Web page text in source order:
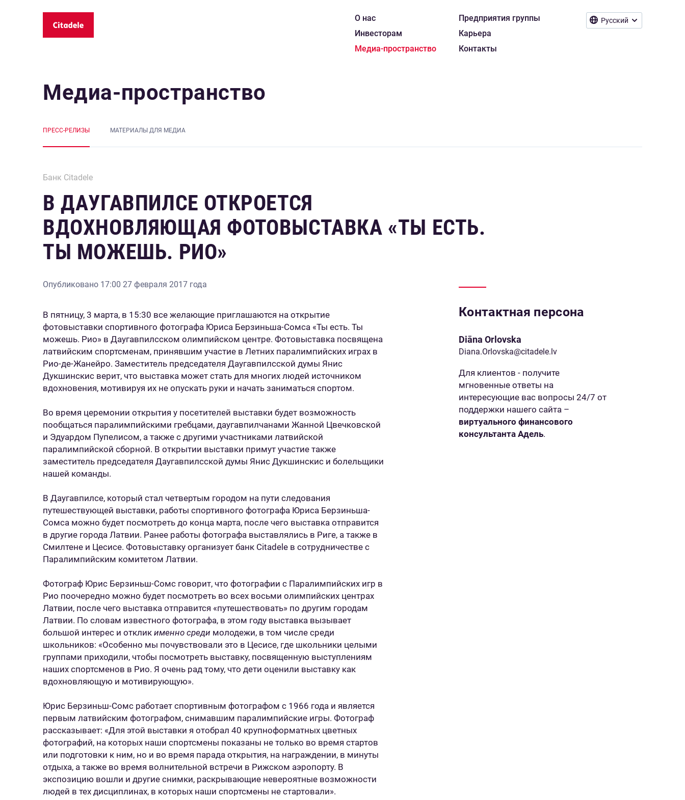
Русский
О нас
Инвесторам
Медиа-пространство
Предприятия группы
Карьера
Контакты
Медиа-пространство
ПРЕСС-РЕЛИЗЫ MАТЕРИАЛЫ ДЛЯ МЕДИА
Банк Citadele
В ДАУГАВПИЛСЕ ОТКРОЕТСЯ
ВДОХНОВЛЯЮЩАЯ ФОТОВЫСТАВКА «ТЫ ЕСТЬ.
ТЫ МОЖЕШЬ. РИО»
Опубликовано 17:00 27 февраля 2017 года
В пятницу, 3 марта, в 15:30 все желающие приглашаются на открытие
фотовыставки спортивного фотографа Юриса Берзиньша-Сомса «Ты есть. Ты
можешь. Рио» в Даугавпилсском олимпийском центре. Фотовыставка посвящена
латвийским спортсменам, принявшим участие в Летних паралимпийских играх в
Рио-де-Жанейро. Заместитель председателя Даугавпилсской думы Янис
Дукшинскис верит, что выставка может стать для многих людей источником
вдохновения, мотивируя их не опускать руки и начать заниматься спортом.
Во время церемонии открытия у посетителей выставки будет возможность
пообщаться паралимпийскими гребцами, даугавпилчанами Жанной Цвечковской
и Эдуардом Пупелисом, а также с другими участниками латвийской
паралимпийской сборной. В открытии выставки примут участие также
заместитель председателя Даугавпилсской думы Янис Дукшинскис и болельщики
нашей команды.
В Даугавпилсе, который стал четвертым городом на пути следования
путешествующей выставки, работы спортивного фотографа Юриса Берзиньша-
Сомса можно будет посмотреть до конца марта, после чего выставка отправится
в другие города Латвии. Ранее работы фотографа выставлялись в Риге, а также в
Смилтене и Цесисе. Фотовыставку организует банк Citadele в сотрудничестве с
Паралимпийским комитетом Латвии.
Фотограф Юрис Берзиньш-Сомс говорит, что фотографии с Паралимпийских игр в
Рио поочередно можно будет посмотреть во всех восьми олимпийских центрах
Латвии, после чего выставка отправится «путешествовать» по другим городам
Латвии. По словам известного фотографа, в этом году выставка вызывает
большой интерес и отклик именно среди молодежи, в том числе среди
школьников: «Особенно мы почувствовали это в Цесисе, где школьники целыми
группами приходили, чтобы посмотреть выставку, посвященную выступлениям
наших спортсменов в Рио. Я очень рад тому, что дети оценили выставку как
вдохновляющую и мотивирующую».
Юрис Берзиньш-Сомс работает спортивным фотографом с 1966 года и является
первым латвийским фотографом, снимавшим паралимпийские игры. Фотограф
рассказывает: «Для этой выставки я отобрал 40 крупноформатных цветных
фотографий, на которых наши спортсмены показаны не только во время стартов
или подготовки к ним, но и во время парада открытия, на награждении, в минуты
отдыха, а также во время волнительной встречи в Рижском аэропорту. В
экспозицию вошли и другие снимки, раскрывающие невероятные возможности
людей в тех дисциплинах, в которых наши спортсмены не стартовали».
Контактная персона
Diāna Orlovska
Diana.Orlovska@citadele.lv
Для клиентов - получите
мгновенные ответы на
интересующие вас вопросы 24/7 от
поддержки нашего сайта –
виртуального финансового
консультанта Адель.